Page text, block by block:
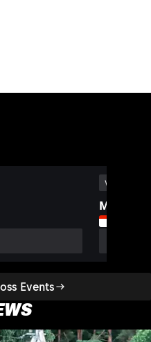
Events
VERGANGEN
Mickunu